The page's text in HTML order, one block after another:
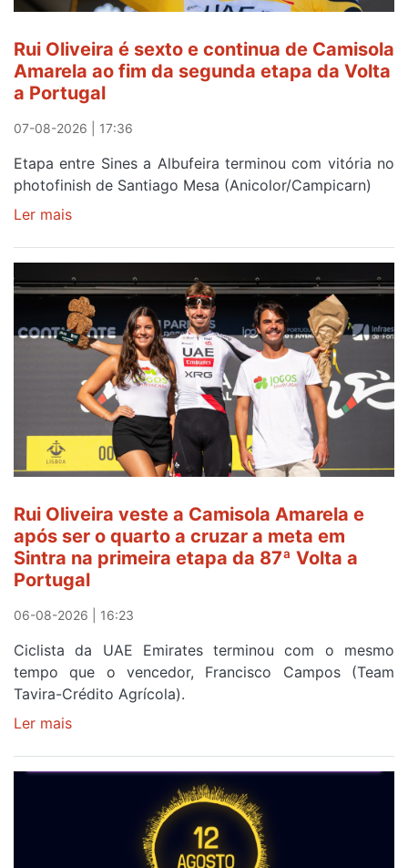
Rui Oliveira é sexto e continua de Camisola
Amarela ao fim da segunda etapa da Volta
a Portugal
07-08-2026 | 17:36
Etapa entre Sines a Albufeira terminou com vitória no
photofinish de Santiago Mesa (Anicolor/Campicarn)
Ler mais
é
sexto
e
continua
Camisola
Amarela
ao
da
etapa
da
Volta
a
Portugal
Rui Oliveira veste a Camisola Amarela e
após ser o quarto a cruzar a meta em
Sintra na primeira etapa da 87ª Volta a
Portugal
06-08-2026 | 16:23
Ciclista da UAE Emirates terminou com o mesmo
tempo que o vencedor, Francisco Campos (Team
Tavira-Crédito Agrícola).
Ler mais